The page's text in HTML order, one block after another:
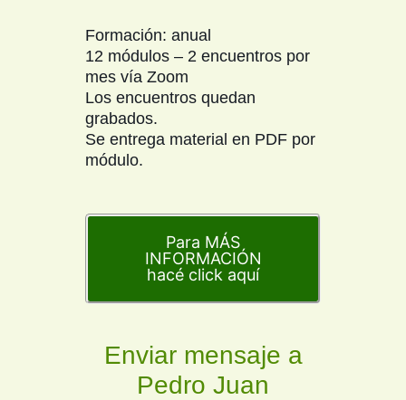
Formación: anual
12 módulos – 2 encuentros por
mes vía Zoom
Los encuentros quedan
grabados.
Se entrega material en PDF por
módulo.
Para MÁS
INFORMACIÓN
hacé click aquí
Enviar mensaje a
Pedro Juan